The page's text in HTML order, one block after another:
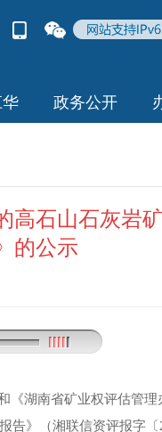
政务公开
高石山石灰岩
的公示
《湖南省矿业权评估管理
告》（湘联信资评报字